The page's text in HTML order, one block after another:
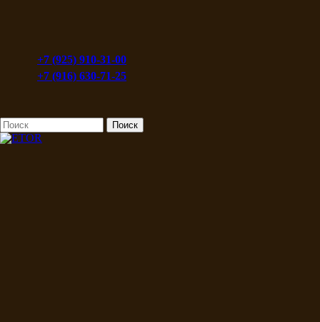
+7 (925) 910-31-00
+7 (916) 630-71-25